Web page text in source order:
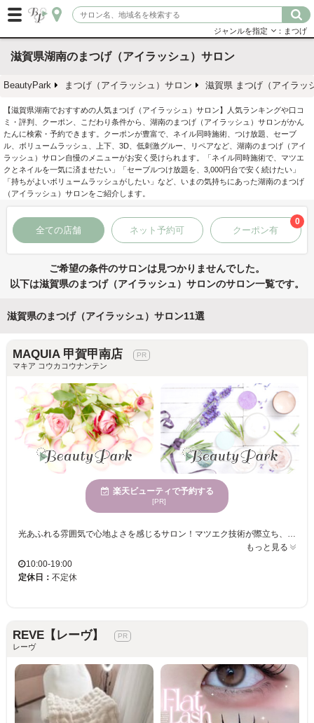
ジャンルを指定 ：まつげ
滋賀県湖南のまつげ（アイラッシュ）サロン
BeautyPark まつげ（アイラッシュ）サロン 滋賀県 まつげ（アイラッ
【滋賀県湖南でおすすめの人気まつげ（アイラッシュ）サロン】人気ランキングや口コ
ミ・評判、クーポン、こだわり条件から、湖南のまつげ（アイラッシュ）サロンがかん
たんに検索・予約できます。クーポンが豊富で、ネイル同時施術、つけ放題、セーブ
ル、ボリュームラッシュ、上下、3D、低刺激グルー、リペアなど、湖南のまつげ（アイ
ラッシュ）サロン自慢のメニューがお安く受けられます。「ネイル同時施術で、マツエ
クとネイルを一気に済ませたい」「セーブルつけ放題を、3,000円台で安く続けたい」
「持ちがよいボリュームラッシュがしたい」など、いまの気持ちにあった湖南のまつげ
（アイラッシュ）サロンをご紹介します。
全ての店舗 ネット予約可 クーポン有
0
ご希望の条件のサロンは見つかりませんでした。
以下は滋賀県のまつげ（アイラッシュ）サロンのサロン一覧です。
滋賀県のまつげ（アイラッシュ）サロン11選
MAQUIA 甲賀甲南店
マキア コウカコウナンテン
楽天ビューティで予約する
[PR]
光あふれる雰囲気で心地よさを感じるサロン！マツエク技術が際立ち、あなただけの美しい仕上がりを実現します☆様々な世代に愛されるサービスで、一人ひとりに合わせた提案を心掛けています！ MAQUIA 甲賀甲南店では、広々とした空間で明るさが際立つ店内で、心地よくお過ごしいただけます。マツエクが得意な当店では、経験豊富なスタッフがあなたにぴったりのデザインを提案します。自然光の入る店内で目元の魅力を最大限に引き出します。年齢を問わずさまざまな方にご利用いただけるサービスを提供しており、どんな年代の方でもなりたい自分の目元を楽しめます。また、気軽に新しい自分を試せる良心的な価格で何度も通っていただけます。MAQUIA 甲賀甲南店でぜひ新しい自分を発見してください。心地よい雰囲気の中で、気分をリフレッシュしながら目元の美を追求するお手伝いをいたします。
もっと見る
10:00-19:00
定休日： 不定休
REVE【レーヴ】
レーヴ